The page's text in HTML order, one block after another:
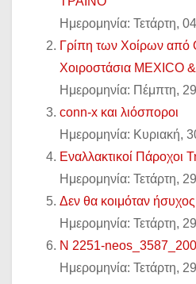
Ημερομηνία: Τετάρτη,
Γρίπη των Χοίρων από
Χοιροστάσια MEXICO
Ημερομηνία: Πέμπτη,
conn-x και λιόσποροι
Ημερομηνία: Κυριακή,
Εναλλακτικοί Πάροχοι
Ημερομηνία: Τετάρτη,
Δεν θα κοιμόταν ήσυχος
Ημερομηνία: Τετάρτη,
N 2251-
Ημερομηνία: Τετάρτη,